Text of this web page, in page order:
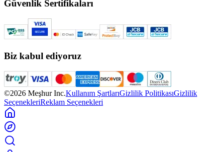
Güvenlik Sertifikaları
Biz kabul ediyoruz
©2026 Meşhur Inc.Kullanım ŞartlarıGizlilik PolitikasıGizlilik
SeçenekleriReklam Seçenekleri